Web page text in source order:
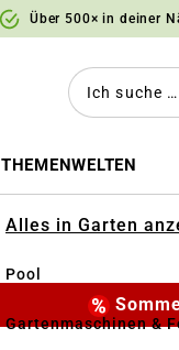
Über 500× in deiner
THEMENWELTEN
Alles in Garten
Pool
Gartenmaschinen &